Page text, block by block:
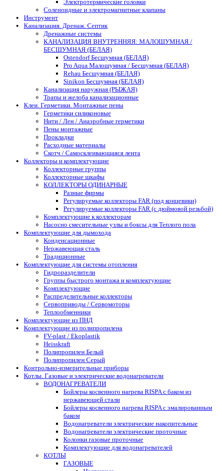
Электротермические головки
Соленоидные и электромагнитные клапаны
Инструмент
Канализация. Дренаж. Септик
Дренажные системы
КАНАЛИЗАЦИЯ ВНУТРЕННЯЯ: МАЛОШУМНАЯ /
БЕСШУМНАЯ (БЕЛАЯ)
Ostendorf Бесшумная (БЕЛАЯ)
Pro Aqua Малошумная / Бесшумная (БЕЛАЯ)
Rehau Бесшумная (БЕЛАЯ)
Sinikon Бесшумная (БЕЛАЯ)
Канализация наружная (РЫЖАЯ)
Трапы и желоба канализационные
Клеи. Герметики. Монтажные пены
Герметики силиконовые
Нити / Лен / Анаэробные герметики
Пены монтажные
Прокладки
Расходные материалы
Скотч / Самосклеивающаяся лента
Коллекторы и комплектующие
Коллекторные группы
Коллекторные шкафы
КОЛЛЕКТОРЫ ОДИНАРНЫЕ
Разные фирмы
Регулируемые коллекторы FAR (под концевики)
Регулируемые коллекторы FAR (с дюймовой резьбой)
Комплектующие к коллекторам
Насосно смесительные узлы и боксы для Теплого пола
Комплектующие для дымохода
Конденсационные
Нержавеющая сталь
Традиционные
Комплектующие для системы отопления
Гидроразделители
Группы быстрого монтажа и комплектующие
Комплектующие
Распределительные коллекторы
Сервоприводы / Сервомоторы
Теплообменники
Комплектующие из ПНД
Комплектующие из полипропилена
FV-plast / Ekoplastik
Heisskraft
Полипропилен Белый
Полипропилен Серый
Контрольно-измерительные приборы
Котлы. Газовые и электрические водонагреватели
ВОДОНАГРЕВАТЕЛИ
Бойлеры косвенного нагрева RISPA с баком из
нержавеющей стали
Бойлеры косвенного нагрева RISPA с эмалированным
баком
Водонагреватели электрические накопительные
Водонагреватели электрические проточные
Колонки газовые проточные
Комплектующие для водонагревателей
КОТЛЫ
ГАЗОВЫЕ